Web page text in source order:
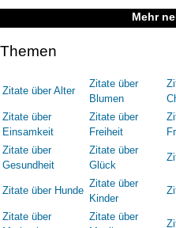
Mehr
Themen
Zitate über Alter
Zitate über
Blumen
Zitate über
Einsamkeit
Zitate über
Freiheit
Zitate über
Gesundheit
Zitate über
Glück
Zitate über Hunde
Zitate über
Kinder
Zitate über
Zitate über